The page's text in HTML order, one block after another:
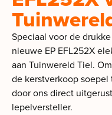
Speciaal voor de
nieuwe EP EFL252X
aan Tuinwereld Tiel.
de kerstverkoop
door ons direct
lepelversteller.